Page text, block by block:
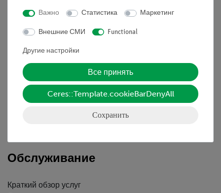
Информация
Контактное лицо
Условия сотрудничества
Обслуживание
Краткий обзор услуг
Важно Статистика Маркетинг
Внешние СМИ Functional
Другие настройки
Все принять
Ceres::Template.cookieBarDenyAll
Сохранить